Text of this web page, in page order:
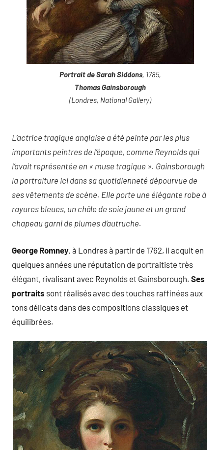
Portrait de Sarah Siddons, 1785,
Thomas Gainsborough
(Londres, National Gallery)
L’actrice tragique anglaise a été peinte par les plus
importants peintres de l’époque, comme Reynolds qui
l’avait représentée en « muse tragique ». Gainsborough
la portraiture ici dans sa quotidienneté dépourvue de
ses vêtements de scène. Elle porte une élégante robe à
rayures bleues, un châle de soie jaune et un grand
chapeau garni de plumes d’autruche.
George Romney, à Londres à partir de 1762, il acquit en
quelques années une réputation de portraitiste très
élégant, rivalisant avec Reynolds et Gainsborough. Ses
portraits sont réalisés avec des touches raffinées aux
tons délicats dans des compositions classiques et
équilibrées.